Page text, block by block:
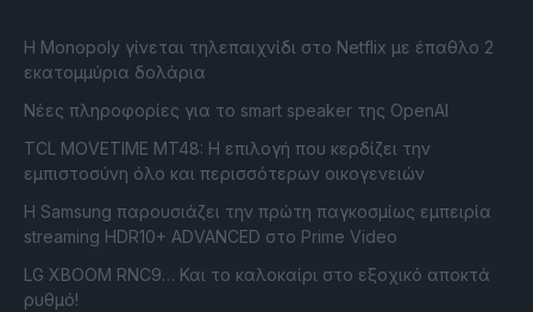
Η Monopoly γίνεται τηλεπαιχνίδι στο Netflix με έπαθλο 2
εκατομμύρια δολάρια
Νέες πληροφορίες για το smart speaker της OpenAI
TCL MOVETIME MT48: Η επιλογή που κερδίζει την
εμπιστοσύνη όλο και περισσότερων οικογενειών
Η Samsung παρουσιάζει την πρώτη παγκοσμίως εμπειρία
streaming HDR10+ ADVANCED στο Prime Video
LG XBOOM RNC9… Και το καλοκαίρι στο εξοχικό αποκτά
ρυθμό!